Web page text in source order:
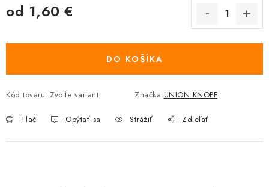
od 1,60 €
DO KOŠÍKA
Kód tovaru: Zvoľte variant Značka:UNION KNOPF
Tlač Opýtať sa Strážiť Zdieľať